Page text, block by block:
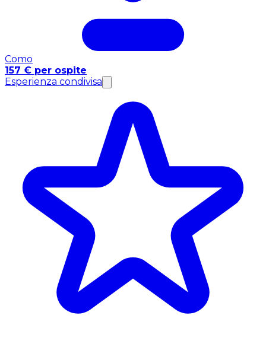
Como
157 € per ospite
Esperienza condivisa